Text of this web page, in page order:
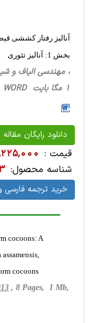
آنالیز رفتار کششی
بخش 1: آنالیز تئوری
1 مگا بایت WORD
دانلود رایگان
قیمت : 2,225,000
شناسه محصول:
خرید ترجمه فارسی
cocoons: A
cocoons
, 8 Pages, 1 Mb,